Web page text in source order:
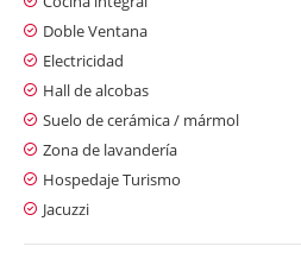
Doble Ventana
Electricidad
Hall de alcobas
Suelo de cerámica / mármol
Zona de lavandería
Hospedaje Turismo
Jacuzzi